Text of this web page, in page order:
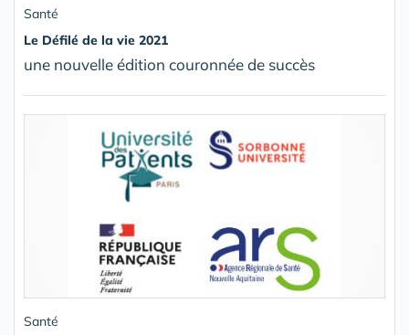
Santé
Le Défilé de la vie 2021
une nouvelle édition couronnée de succès
Santé